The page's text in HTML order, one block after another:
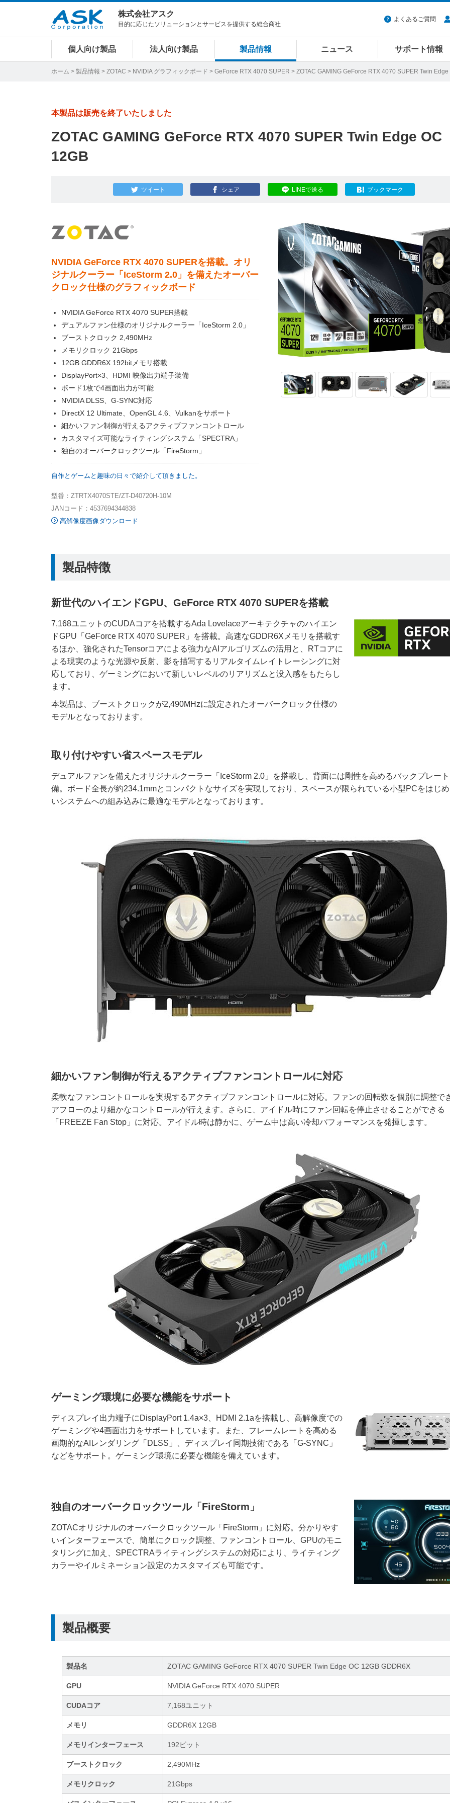
株式会社アスク
目的に応じたソリューションとサービスを提供する総合商社
よくあるご質問
個人向け製品 法人向け製品 製品情報 ニュース サポート情報
ホーム > 製品情報 > ZOTAC > NVIDIA グラフィックボード > GeForce RTX 4070 SUPER > ZOTAC GAMING GeForce RTX 4070 SUPER Twin
本製品は販売を終了いたしました
ZOTAC GAMING GeForce RTX 4070 SUPER Twin Edge OC
12GB
ツイート シェア LINEで送る ブックマーク
NVIDIA GeForce RTX 4070 SUPERを搭載。オリ
ジナルクーラー「IceStorm 2.0」を備えたオーバー
クロック仕様のグラフィックボード
NVIDIA GeForce RTX 4070 SUPER搭載
デュアルファン仕様のオリジナルクーラー「IceStorm 2.0」
ブーストクロック 2,490MHz
メモリクロック 21Gbps
12GB GDDR6X 192bitメモリ搭載
DisplayPort×3、HDMI 映像出力端子装備
ボード1枚で4画面出力が可能
NVIDIA DLSS、G-SYNC対応
DirectX 12 Ultimate、OpenGL 4.6、Vulkanをサポート
細かいファン制御が行えるアクティブファンコントロール
カスタマイズ可能なライティングシステム「SPECTRA」
独自のオーバークロックツール「FireStorm」
自作とゲームと趣味の日々で紹介して頂きました。
型番：ZTRTX4070STE/ZT-D40720H-10M
JANコード：4537694344838
高解像度画像ダウンロード
製品特徴
新世代のハイエンドGPU、GeForce RTX 4070 SUPERを搭載
7,168ユニットのCUDAコアを搭載するAda Lovelaceアーキテクチャのハイエン
ドGPU「GeForce RTX 4070 SUPER」を搭載。高速なGDDR6Xメモリを搭載す
るほか、強化されたTensorコアによる強力なAIアルゴリズムの活用と、RTコアに
よる現実のような光源や反射、影を描写するリアルタイムレイトレーシングに対
応しており、ゲーミングにおいて新しいレベルのリアリズムと没入感をもたらし
ます。
本製品は、ブーストクロックが2,490MHzに設定されたオーバークロック仕様の
モデルとなっております。
取り付けやすい省スペースモデル
デュアルファンを備えたオリジナルクーラー「IceStorm 2.0」を搭載し、背面には剛性を高めるバックプレー
備。ボード全長が約234.1mmとコンパクトなサイズを実現しており、スペースが限られている小型PCをはじ
いシステムへの組み込みに最適なモデルとなっております。
細かいファン制御が行えるアクティブファンコントロールに対応
柔軟なファンコントロールを実現するアクティブファンコントロールに対応。ファンの回転数を個別に調整で
アフローのより細かなコントロールが行えます。さらに、アイドル時にファン回転を停止させることができる
「FREEZE Fan Stop」に対応。アイドル時は静かに、ゲーム中は高い冷却パフォーマンスを発揮します。
ゲーミング環境に必要な機能をサポート
ディスプレイ出力端子にDisplayPort 1.4a×3、HDMI 2.1aを搭載し、高解像度での
ゲーミングや4画面出力をサポートしています。また、フレームレートを高める
画期的なAIレンダリング「DLSS」、ディスプレイ同期技術である「G-SYNC」
などをサポート。ゲーミング環境に必要な機能を備えています。
独自のオーバークロックツール「FireStorm」
ZOTACオリジナルのオーバークロックツール「FireStorm」に対応。分かりやす
いインターフェースで、簡単にクロック調整、ファンコントロール、GPUのモニ
タリングに加え、SPECTRAライティングシステムの対応により、ライティング
カラーやイルミネーション設定のカスタマイズも可能です。
製品概要
製品名 ZOTAC GAMING GeForce RTX 4070 SUPER Twin Edge OC 12GB GDDR6X
GPU NVIDIA GeForce RTX 4070 SUPER
CUDAコア 7,168ユニット
メモリ GDDR6X 12GB
メモリインターフェース 192ビット
ブーストクロック 2,490MHz
メモリクロック 21Gbps